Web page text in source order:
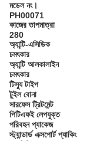
মডেল নং।
PH00071
কাজের তাপমাত্রা
280
অ্যান্টি-এসিডিক
চমৎকার
অ্যান্টি আলকালাইন
চমৎকার
টিস্যু টাইপ
টুইল বোনা
সারফেস ট্রিটমেন্ট
পিটিএফই লেপযুক্ত
পরিবহন প্যাকেজ
স্ট্যান্ডার্ড এক্সপোর্ট প্যাকিং